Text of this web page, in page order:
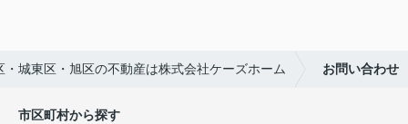
・城東区・旭区の不動産は株式会社ケーズホーム お問い合わせ
市区町村から探す